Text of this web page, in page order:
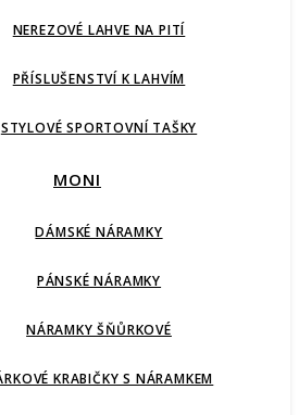
NEREZOVÉ LAHVE NA PITÍ
PŘÍSLUŠENSTVÍ K LAHVÍM
STYLOVÉ SPORTOVNÍ TAŠKY
MONI
DÁMSKÉ NÁRAMKY
PÁNSKÉ NÁRAMKY
NÁRAMKY ŠŇŮRKOVÉ
KRABIČKY S NÁRAMKEM